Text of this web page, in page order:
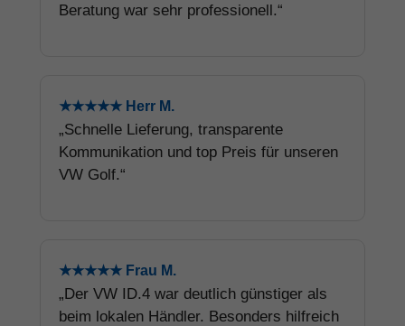
Beratung war sehr professionell.“
★★★★★ Herr M.
„Schnelle Lieferung, transparente
Kommunikation und top Preis für unseren
VW Golf.“
★★★★★ Frau M.
„Der VW ID.4 war deutlich günstiger als
beim lokalen Händler. Besonders hilfreich